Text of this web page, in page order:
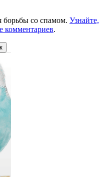
борьбы со спамом. Узнайте,
комментариев.